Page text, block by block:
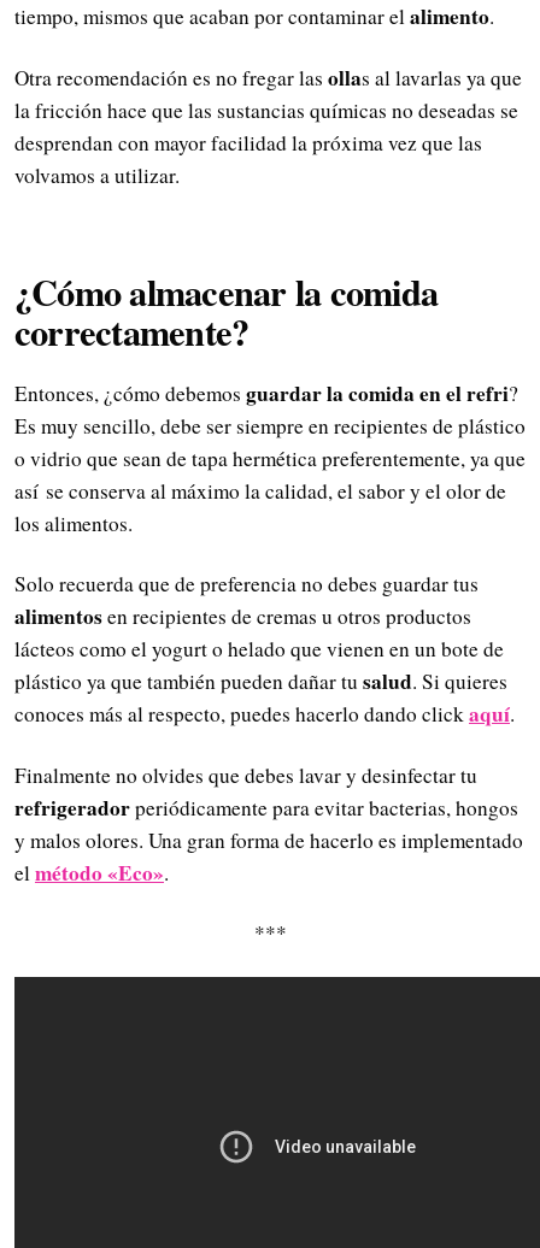
tiempo, mismos que acaban por contaminar elalimento.
Otra recomendación es no fregar las ollas al lavarlas ya que
la fricción hace que las sustancias químicas no deseadas se
desprendan con mayor facilidad la próxima vez que las
volvamos a utilizar.
¿Cómo almacenar la comida
correctamente?
Entonces, ¿cómo debemos guardar la comida en el refri?
Es muy sencillo, debe ser siempre en recipientes de plástico
o vidrio que sean de tapa hermética preferentemente, ya que
así se conserva al máximo la calidad, el sabor y el olor de
los alimentos.
Solo recuerda que de preferencia no debes guardar tus
alimentosen recipientes de cremas u otros productos
lácteos como el yogurt o helado que vienen en un bote de
plástico ya que también pueden dañar tu salud. Si quieres
conoces más al respecto, puedes hacerlo dando clickaquí.
Finalmente no olvides que debes lavar y desinfectar tu
refrigeradorperiódicamente para evitar bacterias, hongos
y malos olores. Una gran forma de hacerlo es implementado
el método «Eco».
***